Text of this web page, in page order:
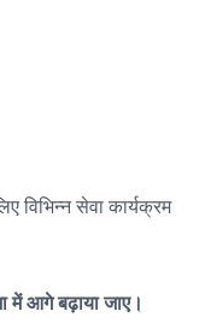
विभिन्न सेवा कार्यक्रम
में आगे बढ़ाया जाए।